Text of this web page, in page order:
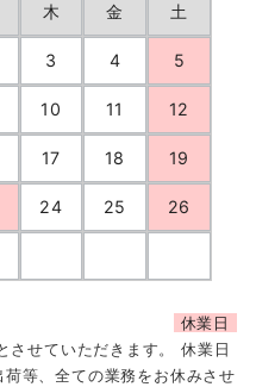
木 金 土
3 4 5
10 11 12
17 18 19
24 25 26
休業日
させていただきます。 休業日
等、全ての業務をお休みさせ